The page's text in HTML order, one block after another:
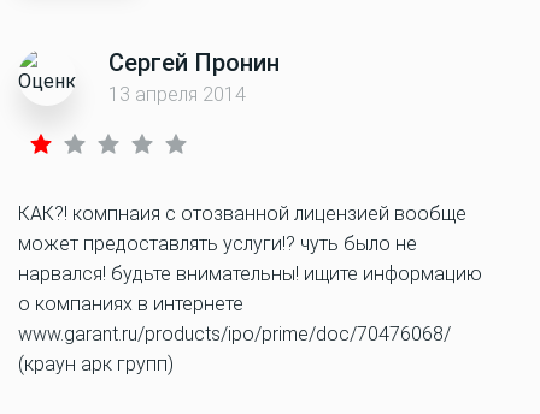
Сергей Пронин
13 апреля 2014
КАК?! компнаия с отозванной лицензией вообще
может предоставлять услуги!? чуть было не
нарвался! будьте внимательны! ищите информацию
о компаниях в интернете
www.garant.ru/products/ipo/prime/doc/70476068/
(краун арк групп)